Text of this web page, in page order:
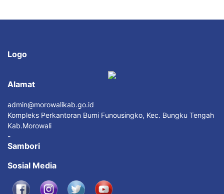
Logo
Alamat
admin@morowalikab.go.id
Kompleks Perkantoran Bumi Funousingko, Kec. Bungku Tengah
Kab.Morowali
-
Sambori
Sosial Media